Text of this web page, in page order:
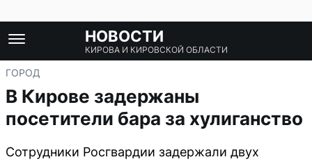
НОВОСТИ
КИРОВА И КИРОВСКОЙ ОБЛАСТИ
ГОРОД
В Кирове задержаны
посетители бара за хулиганство
Сотрудники Росгвардии задержали двух